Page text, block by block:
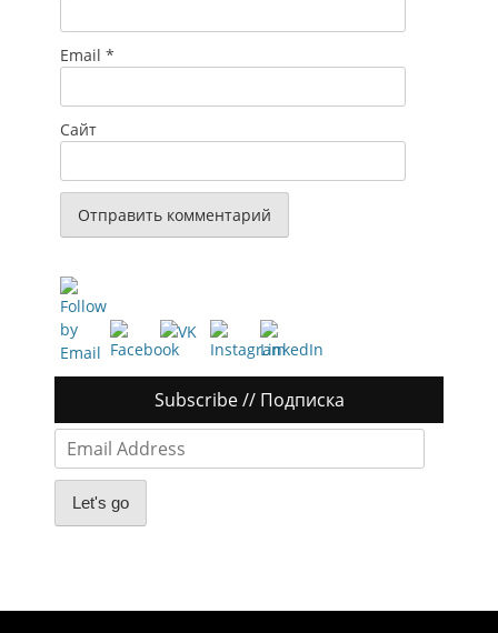
Email *
Сайт
Subscribe // Подписка
Email
Address
Let's go